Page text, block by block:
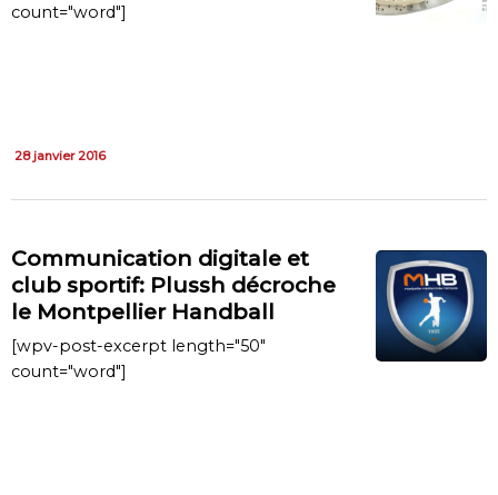
count="word"]
28 janvier 2016
Communication digitale et
club sportif: Plussh décroche
le Montpellier Handball
[wpv-post-excerpt length="50"
count="word"]